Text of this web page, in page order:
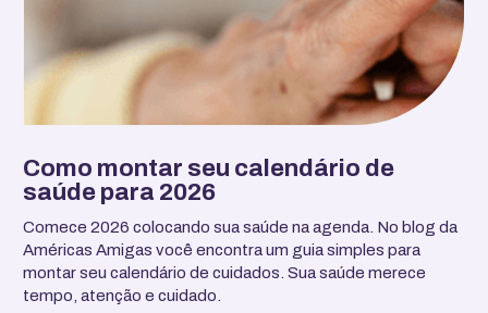
Como montar seu calendário de
saúde para 2026
Comece 2026 colocando sua saúde na agenda. No blog da
Américas Amigas você encontra um guia simples para
montar seu calendário de cuidados. Sua saúde merece
tempo, atenção e cuidado.